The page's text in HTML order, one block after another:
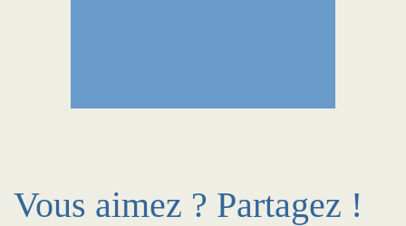
Vous aimez ? Partagez !